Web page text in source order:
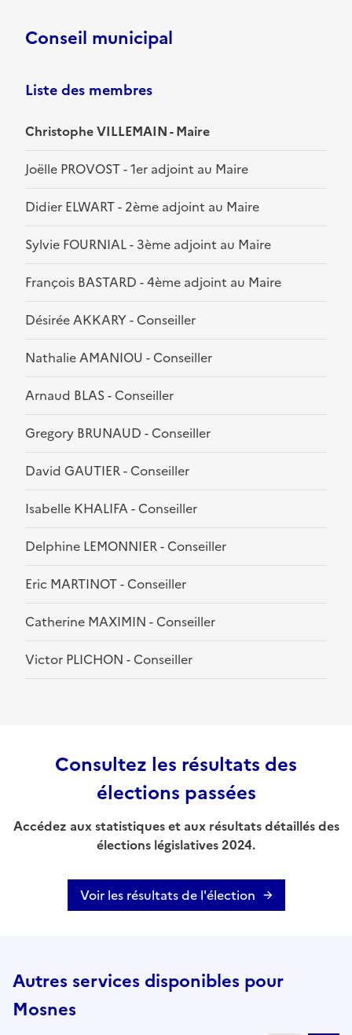
Conseil municipal
Liste des membres
Christophe VILLEMAIN - Maire
Joëlle PROVOST - 1er adjoint au Maire
Didier ELWART - 2ème adjoint au Maire
Sylvie FOURNIAL - 3ème adjoint au Maire
François BASTARD - 4ème adjoint au Maire
Désirée AKKARY - Conseiller
Nathalie AMANIOU - Conseiller
Arnaud BLAS - Conseiller
Gregory BRUNAUD - Conseiller
David GAUTIER - Conseiller
Isabelle KHALIFA - Conseiller
Delphine LEMONNIER - Conseiller
Eric MARTINOT - Conseiller
Catherine MAXIMIN - Conseiller
Victor PLICHON - Conseiller
Consultez les résultats des
élections passées
Accédez aux statistiques et aux résultats détaillés des
élections législatives 2024.
Voir les résultats de l'élection
Autres services disponibles pour
Mosnes